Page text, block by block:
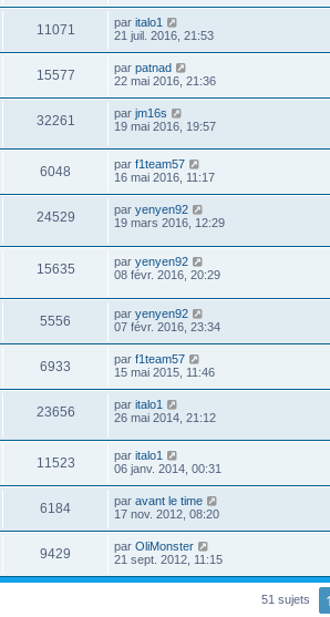
11071 par italo1
21 juil. 2016, 21:53
15577 par patnad
22 mai 2016, 21:36
32261 par jm16s
19 mai 2016, 19:57
6048 par f1team57
16 mai 2016, 11:17
24529 par yenyen92
19 mars 2016, 12:29
15635 par yenyen92
08 févr. 2016, 20:29
5556 par yenyen92
07 févr. 2016, 23:34
6933 par f1team57
15 mai 2015, 11:46
23656 par italo1
26 mai 2014, 21:12
11523 par italo1
06 janv. 2014, 00:31
6184 par avant le time
17 nov. 2012, 08:20
9429 par OliMonster
21 sept. 2012, 11:15
51 sujets 1